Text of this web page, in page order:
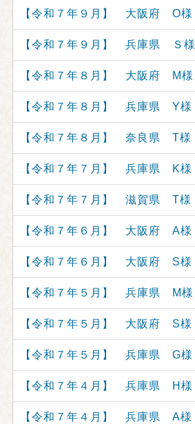
【令和７年９月】 大阪府 O様
【令和７年９月】 兵庫県 Ｓ様
【令和７年８月】 大阪府 M様
【令和７年８月】 兵庫県 Y様
【令和７年８月】 奈良県 T様
【令和７年７月】 兵庫県 K様
【令和７年７月】 滋賀県 T様
【令和７年６月】 大阪府 A様
【令和７年６月】 大阪府 S様
【令和７年５月】 兵庫県 M様
【令和７年５月】 大阪府 S様
【令和７年５月】 兵庫県 G様
【令和７年４月】 兵庫県 H様
【令和７年４月】 兵庫県 A様